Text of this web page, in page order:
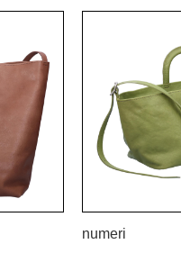
numeri